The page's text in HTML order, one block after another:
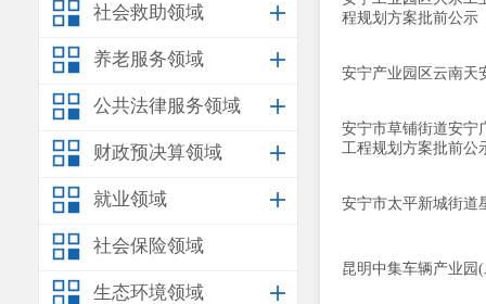
社会救助领域
养老服务领域
公共法律服务领域
财政预决算领域
就业领域
社会保险领域
生态环境领域
程规划方案批前公示
安宁产业园区云南天
安宁市草铺街道安宁
工程规划方案批前公
安宁市太平新城街道
昆明中集车辆产业园